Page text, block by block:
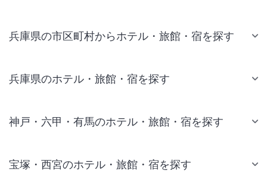
兵庫県の市区町村からホテル・旅館・宿を探す
兵庫県のホテル・旅館・宿を探す
神戸・六甲・有馬のホテル・旅館・宿を探す
宝塚・西宮のホテル・旅館・宿を探す